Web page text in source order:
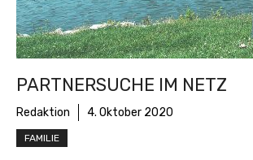
PARTNERSUCHE IM NETZ
Redaktion 4. Oktober 2020
FAMILIE